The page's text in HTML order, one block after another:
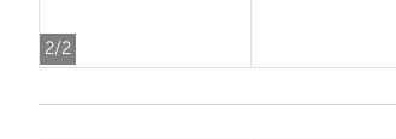
2/2